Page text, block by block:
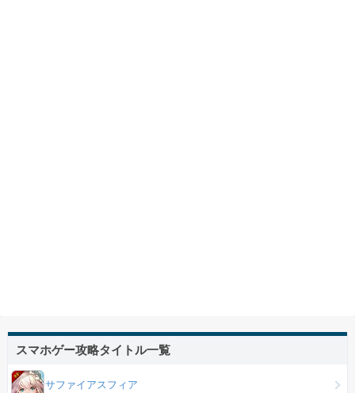
スマホゲー攻略タイトル一覧
サファイアスフィア